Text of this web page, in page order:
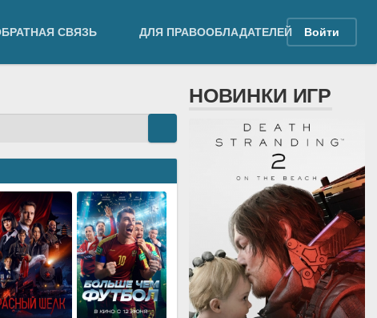
СВЯЗЬ ДЛЯ ПРАВООБЛАДАТЕЛЕЙ Войти
НОВИНКИ ИГР